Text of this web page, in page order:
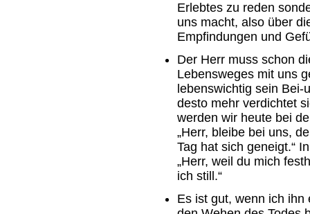
Erlebtes zu reden
uns macht, also über
Empfindungen und
Der Herr muss schon
Lebensweges mit uns
lebenswichtig sein
desto mehr verdichtet
werden wir heute bei
„Herr, bleibe bei uns,
Tag hat sich geneigt.“
„Herr, weil du mich
ich still.“
Es ist gut, wenn ich ihn